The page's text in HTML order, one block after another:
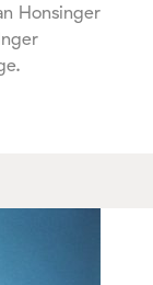
Honsinger